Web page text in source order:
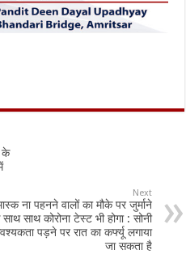
ar
eके
Next
ना पहनने वालों का मौके पर जुर्माने
साथ कोरोना टेस्ट भी होगा : सोनी
पड़ने पर रात का कर्फ्यू लगाया
जा सकता है